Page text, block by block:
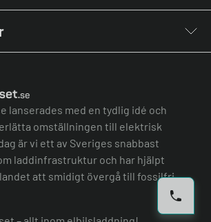
lanserades med en tydlig idé och
omställningen till elektrisk
är vi ett av Sveriges snabbast
laddinfrastruktur och har hjälpt
att smidigt övergå till fossilfri